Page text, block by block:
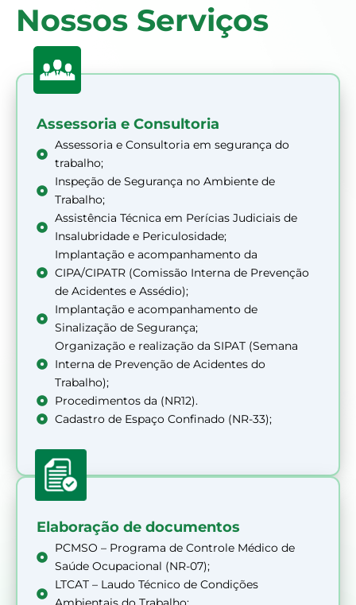
Nossos Serviços
Assessoria e Consultoria
Assessoria e Consultoria em segurança do
trabalho;
Inspeção de Segurança no Ambiente de
Trabalho;
Assistência Técnica em Perícias Judiciais de
Insalubridade e Periculosidade;
Implantação e acompanhamento da
CIPA/CIPATR (Comissão Interna de Prevenção
de Acidentes e Assédio);
Implantação e acompanhamento de
Sinalização de Segurança;
Organização e realização da SIPAT (Semana
Interna de Prevenção de Acidentes do
Trabalho);
Procedimentos da (NR12).
Cadastro de Espaço Confinado (NR-33);
Elaboração de documentos
PCMSO – Programa de Controle Médico de
Saúde Ocupacional (NR-07);
LTCAT – Laudo Técnico de Condições